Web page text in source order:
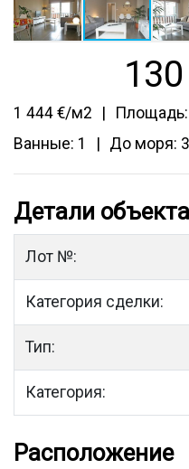
1 444 €/м2
Ванные: 1
До моря:
Детали объекта
Лот №:
Категория сделки:
Тип:
Категория:
Расположение